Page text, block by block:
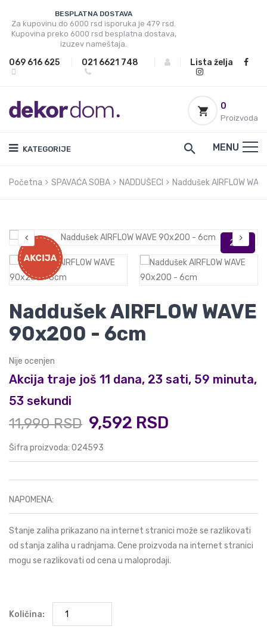
BESPLATNA DOSTAVA
Za kupovinu do 6000 rsd isporuka je 479 rsd.
Kupovina preko 6000 rsd besplatna dostava,
izuzev nameštaja.
069 616 625 021 6621 748 Lista želja
0
Proizvoda
KATEGORIJE MENU
Početna SPAVAĆA SOBA NADDUŠECI Naddušek AIRFLOW
Naddušek AIRFLOW WAVE
90x200 - 6cm
Nije ocenjen
Akcija traje još 11 dana, 23 sati, 59 minuta,
53 sekundi
11,990 RSD 9,592 RSD
Šifra proizvoda: 024593
NAPOMENA:
Stanje zaliha prikazano na internet stranici može se razlikovati
od stanja zaliha u radnjama. Cene proizvoda na internet stranici
mogu se razlikovati od cena u maloprodaji.
Količina: